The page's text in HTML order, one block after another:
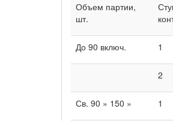
Объем партии,
шт.
До 90 включ. 1
2
Св. 90 » 150 » 1